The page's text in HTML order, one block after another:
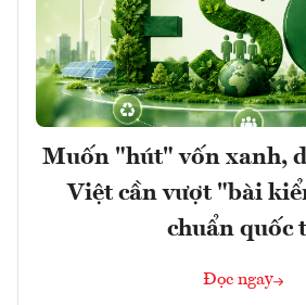
Muốn "hút" vốn xanh,
Việt cần vượt "bài
chuẩn quốc
Đọc ngay